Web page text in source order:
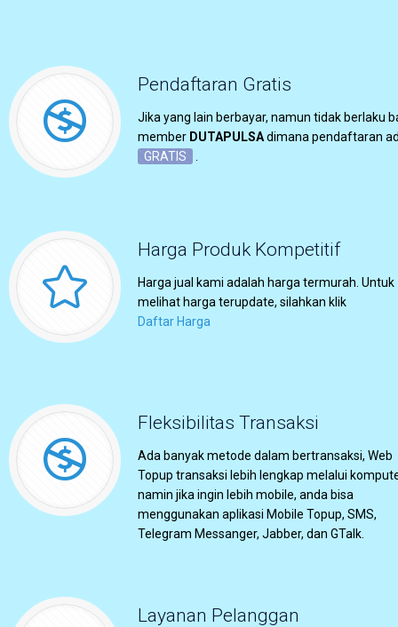
Pendaftaran Gratis
Jika yang lain berbayar, namun tidak berlaku
member DUTAPULSAdimana pendaftaran
GRATIS
Harga Produk Kompetitif
Harga jual kami adalah harga termurah. Untuk
melihat harga terupdate, silahkan klik
Daftar Harga
Fleksibilitas Transaksi
Ada banyak metode dalam bertransaksi, Web
Topup transaksi lebih lengkap melalui
namin jika ingin lebih mobile, anda bisa
menggunakan aplikasi Mobile Topup, SMS,
Telegram Messanger, Jabber, dan GTalk.
Layanan Pelanggan